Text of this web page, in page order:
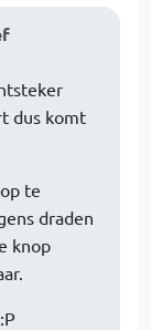
dus komt
te
draden
knop